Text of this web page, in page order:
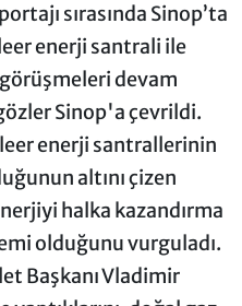
sırasında Sinop’ta
enerji santrali ile
devam
Sinop'a çevrildi.
enerji santrallerinin
altını çizen
halka kazandırma
olduğunu vurguladı.
Başkanı Vladimir